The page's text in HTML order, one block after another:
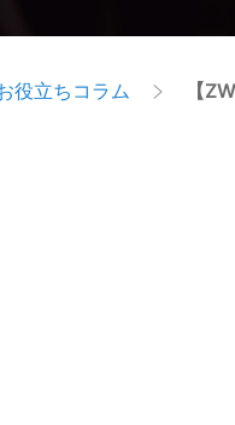
役立ちコラム 【